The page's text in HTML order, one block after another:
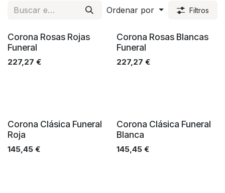
Ordenar por
Filtros
Corona Rosas Rojas
Funeral
227,27 €
Corona Rosas Blancas
Funeral
227,27 €
Corona Clásica Funeral
Roja
145,45 €
Corona Clásica Funeral
Blanca
145,45€